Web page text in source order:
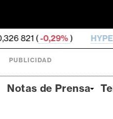
) HYPE56,24 ( -
PUBLICIDAD
Notas de Prensa